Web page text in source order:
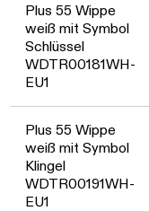
Plus 55 Wippe
weiß mit Symbol
Schlüssel
WDTR00181WH-
EU1
Plus 55 Wippe
weiß mit Symbol
Klingel
WDTR00191WH-
EU1